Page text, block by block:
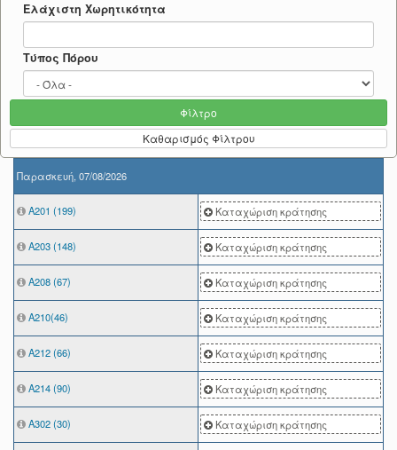
Ελάχιστη Χωρητικότητα
Τύπος Πόρου
Φίλτρο
Καθαρισμός Φίλτρου
Παρασκευή, 07/08/2026
A201 (199) Καταχώριση κράτησης
Α203 (148) Καταχώριση κράτησης
Α208 (67) Καταχώριση κράτησης
Α210(46) Καταχώριση κράτησης
Α212 (66) Καταχώριση κράτησης
Α214 (90) Καταχώριση κράτησης
Α302 (30) Καταχώριση κράτησης